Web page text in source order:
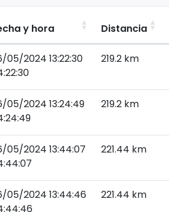
y hora Distancia
05/2024 13:22:30
219.2 km
05/2024 13:24:49
219.2 km
05/2024 13:44:07
221.44 km
05/2024 13:44:46
221.44 km